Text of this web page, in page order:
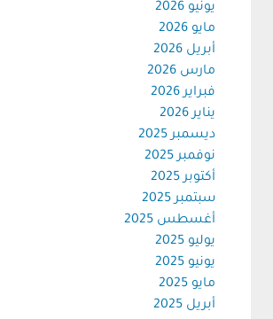
يونيو 2026
مايو 2026
أبريل 2026
مارس 2026
فبراير 2026
يناير 2026
ديسمبر 2025
نوفمبر 2025
أكتوبر 2025
سبتمبر 2025
أغسطس 2025
يوليو 2025
يونيو 2025
مايو 2025
أبريل 2025